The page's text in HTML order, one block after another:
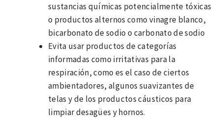
sustancias químicas potencialmente tóxicas
o productos alternos como vinagre blanco,
bicarbonato de sodio o carbonato de sodio
Evita usar productos de categorías
informadas como irritativas para la
respiración, como es el caso de ciertos
ambientadores, algunos suavizantes de
telas y de los productos cáusticos para
limpiar desagües y hornos.